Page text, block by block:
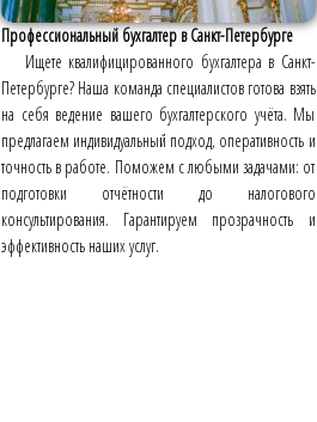
Профессиональный бухгалтер в Санкт-Петербурге
Ищете квалифицированного бухгалтера в Санкт-
Петербурге? Наша команда специалистов готова взять
на себя ведение вашего бухгалтерского учёта. Мы
предлагаем индивидуальный подход, оперативность и
точность в работе. Поможем с любыми задачами: от
подготовки отчётности до налогового
консультирования. Гарантируем прозрачность и
эффективность наших услуг.